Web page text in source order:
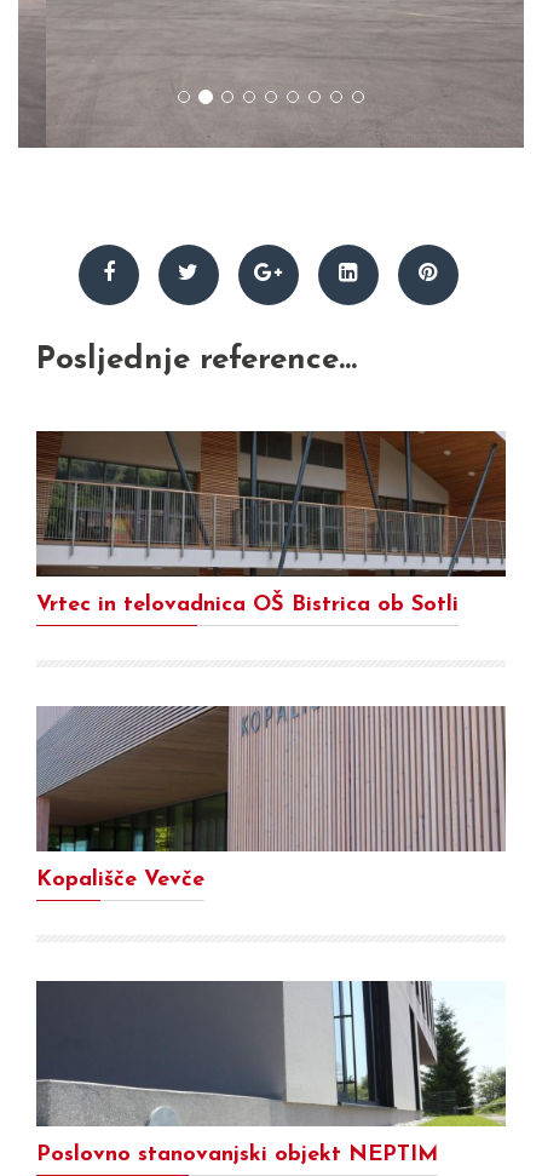
Posljednje reference...
Vrtec in telovadnica OŠ Bistrica ob Sotli
Kopališče Vevče
Poslovno stanovanjski objekt NEPTIM